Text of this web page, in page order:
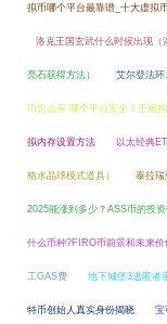
拟币哪个平台最靠谱_十大虚拟
洛克王国玄武什么时候出现（
亮石获得方法） 艾尔登法环
币怎么买 哪个平台安全？正规
拟内存设置方法 以太经典
格水晶球模式道具） 泰拉瑞
2025能涨到多少？ASS币的投
什么币种?FIRO币前景和未来价
工GAS费 地下城堡3逃匿者
特币创始人真实身份揭晓 宝